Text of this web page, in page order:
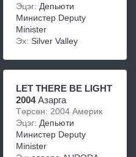
Эцэг: Депьюти
Министер Deputy
Minister
Эх: Silver Valley
LET THERE BE LIGHT
2004Азарга
Төрсөн: 2004 Америк
Эцэг: Депьюти
Министер Deputy
Minister